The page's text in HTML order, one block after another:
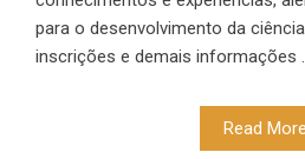
para o desenvolvimento da
inscrições e demais informações
Read More